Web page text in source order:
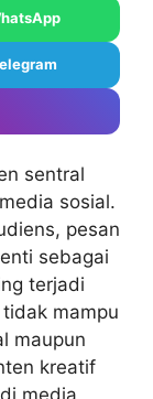
sentral
sosial.
pesan
sebagai
terjadi
mampu
maupun
kreatif
media